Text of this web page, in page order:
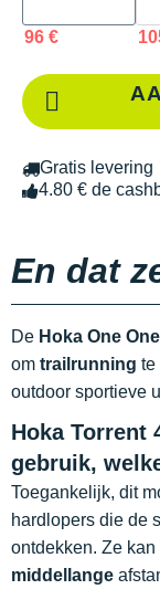
96 €
Gratis levering
4.80 € de
En dat
De Hoka One
om trailrunning te
outdoor sportieve
Hoka Torrent
gebruik,
Toegankelijk, dit
hardlopers die de
ontdekken. Ze
middellange